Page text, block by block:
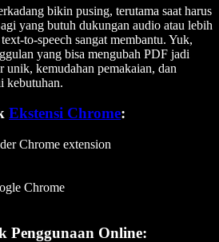
bikin pusing, terutama saat harus
yang butuh dukungan audio atau lebih
to-speech sangat membantu. Yuk,
yang bisa mengubah PDF jadi
unik, kemudahan pemakaian, dan
kebutuhan.
Ekstensi Chrome:
Chrome extension
Chrome
Penggunaan Online: